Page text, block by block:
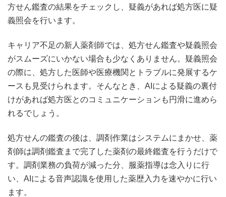
方せん鑑査の結果をチェックし、疑義があれば処方医に疑
義照会を行います。
キャリア不足の新人薬剤師では、処方せん鑑査や疑義照会
がスムーズにいかない場合も少なくありません。疑義照会
の際に、処方した医師や医療機関とトラブルに発展するケ
ースも見受けられます。そんなとき、AIによる疑義の裏付
けがあれば処方医とのコミュニケーションも円滑に進めら
れるでしょう。
処方せんの鑑査の後は、調剤作業はシステムにまかせ、薬
剤師は調剤鑑査まで完了した薬剤の最終鑑査を行うだけで
す。調剤業務の負荷が減った分、服薬指導は念入りに行
い、AIによる音声認識を使用した薬歴入力を速やかに行い
ます。